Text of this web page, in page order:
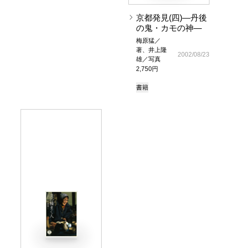
京都発見(四)―丹後
の鬼・カモの神―
梅原猛／
著、井上隆
雄／写真
2,750円
2002/08/23
書籍